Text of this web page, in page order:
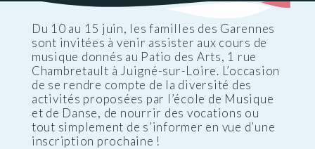
Du 10 au 15 juin, les familles des Garennes
sont invitées à venir assister aux cours de
musique donnés au Patio des Arts, 1 rue
Chambretault à Juigné-sur-Loire. L’occasion
de se rendre compte de la diversité des
activités proposées par l’école de Musique
et de Danse, de nourrir des vocations ou
tout simplement de s’informer en vue d’une
inscription prochaine !